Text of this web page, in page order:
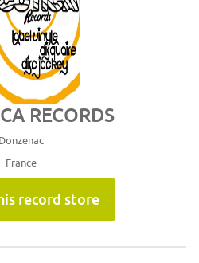
RECORDS
Donzenac
France
record store